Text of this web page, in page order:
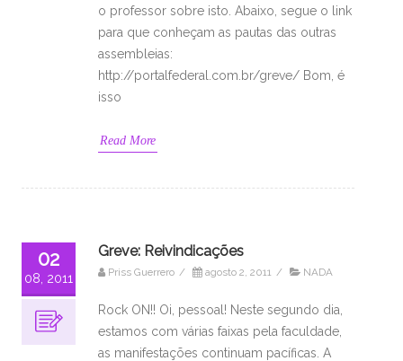
o professor sobre isto. Abaixo, segue o link
para que conheçam as pautas das outras
assembleias:
http://portalfederal.com.br/greve/ Bom, é
isso
Read More
02
08, 2011
Greve: Reivindicações
Priss Guerrero / agosto 2, 2011 / NADA
Rock ON!! Oi, pessoal! Neste segundo dia,
estamos com várias faixas pela faculdade,
as manifestações continuam pacíficas. A